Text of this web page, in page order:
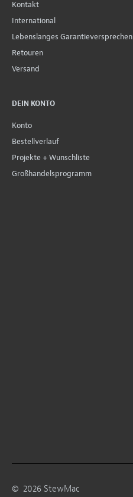
Kontakt
International
Lebenslanges Garantieversprechen
Retouren
Versand
DEIN KONTO
Konto
Bestellverlauf
Projekte + Wunschliste
Großhandelsprogramm
© 2026 StewMac